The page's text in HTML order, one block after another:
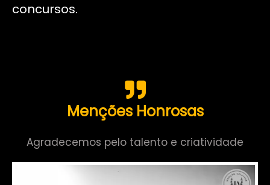
concursos.
Menções Honrosas
Agradecemos pelo talento e criatividade